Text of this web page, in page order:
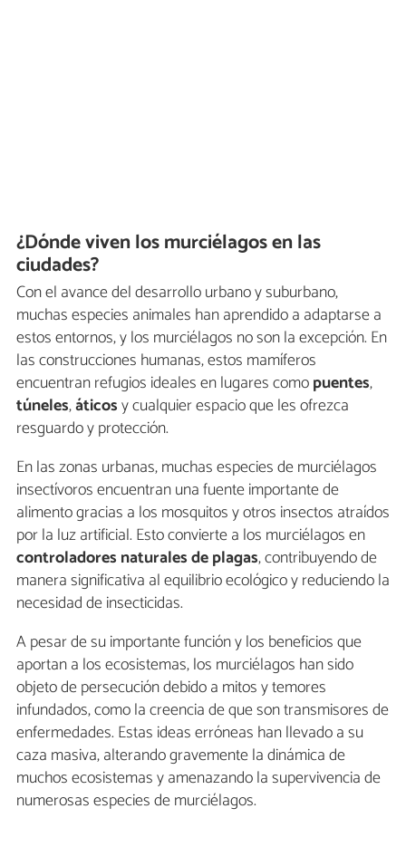
¿Dónde viven los murciélagos en las
ciudades?
Con el avance del desarrollo urbano y suburbano,
muchas especies animales han aprendido a adaptarse a
estos entornos, y los murciélagos no son la excepción. En
las construcciones humanas, estos mamíferos
encuentran refugios ideales en lugares comopuentes,
túneles,áticosy cualquier espacio que les ofrezca
resguardo y protección.
En las zonas urbanas, muchas especies de murciélagos
insectívoros encuentran una fuente importante de
alimento gracias a los mosquitos y otros insectos atraídos
por la luz artificial. Esto convierte a los murciélagos en
controladores naturales de plagas, contribuyendo de
manera significativa al equilibrio ecológico y reduciendo la
necesidad de insecticidas.
A pesar de su importante función y los beneficios que
aportan a los ecosistemas, los murciélagos han sido
objeto de persecución debido a mitos y temores
infundados, como la creencia de que son transmisores de
enfermedades. Estas ideas erróneas han llevado a su
caza masiva, alterando gravemente la dinámica de
muchos ecosistemas y amenazando la supervivencia de
numerosas especies de murciélagos.